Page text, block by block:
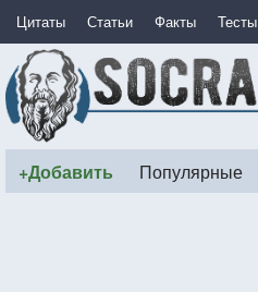
Цитаты Статьи Факты Тесты
+Добавить Популярные